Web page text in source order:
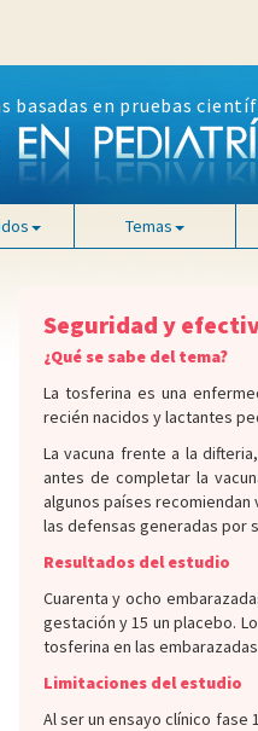
basadas en pruebas
Temas
Seguridad y
¿Qué se sabe del tema?
La tosferina es una
recién nacidos y lactantes
La vacuna frente a la
antes de completar la
algunos países recomiendan
las defensas generadas por
Resultados del estudio
Cuarenta y ocho
gestación y 15 un placebo.
tosferina en las
Limitaciones del estudio
Al ser un ensayo clínico fase